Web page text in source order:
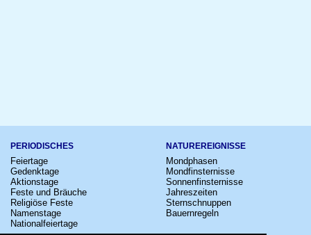
PERIODISCHES
Feiertage
Gedenktage
Aktionstage
Feste und Bräuche
Religiöse Feste
Namenstage
Nationalfeiertage
NATUREREIGNISSE
Mondphasen
Mondfinsternisse
Sonnenfinsternisse
Jahreszeiten
Sternschnuppen
Bauernregeln